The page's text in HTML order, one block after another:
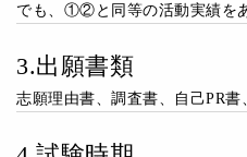
でも、①②と同等の活動実績を
3.出願書類
志願理由書、調査書、自己PR書